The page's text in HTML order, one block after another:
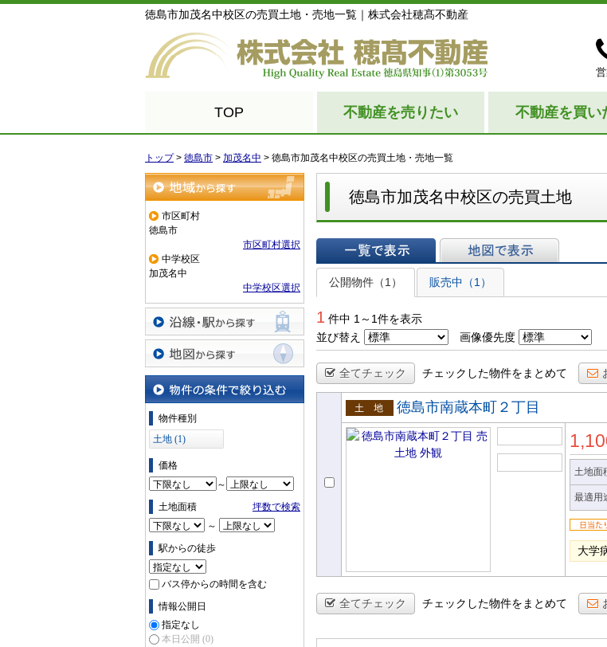
徳島市加茂名中校区の売買土地・売地一覧｜株式会社穂髙不動産
TOP 不動産を売りたい 不動産を買い
トップ> 徳島市 > 加茂名中 > 徳島市加茂名中校区の売買土地・売地一覧
地域から探す
市区町村
徳島市
市区町村選択
中学校区
加茂名中
中学校区選択
沿線・駅から探す
地図から探す
物件の条件で絞り込む
物件種別
土地 (1)
価格
～
土地面積
坪数で検索
～
駅からの徒歩
バス停からの時間を含む
情報公開日
指定なし
本日公開 (0)
徳島市加茂名中校区の売買土地
一覧で表示
地図で表示
公開物件（1）
販売中（1）
1 件中 1～1件を表示
並び替え
画像優先度
全てチェック チェックした物件をまとめて
売土地
徳島市南蔵本町２丁目
土地面
最適用
大学
全てチェック チェックした物件をまとめて